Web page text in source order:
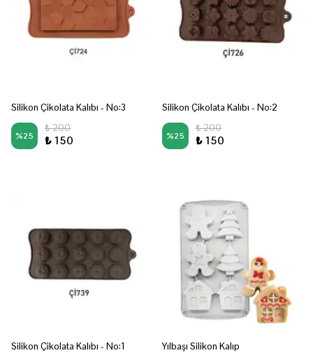
Silikon Çikolata Kalıbı - No:3
%25
₺ 200
₺ 150
Silikon Çikolata Kalıbı - No:2
%25
₺ 200
₺ 150
Silikon Çikolata Kalıbı - No:1 Yılbaşı Silikon Kalıp